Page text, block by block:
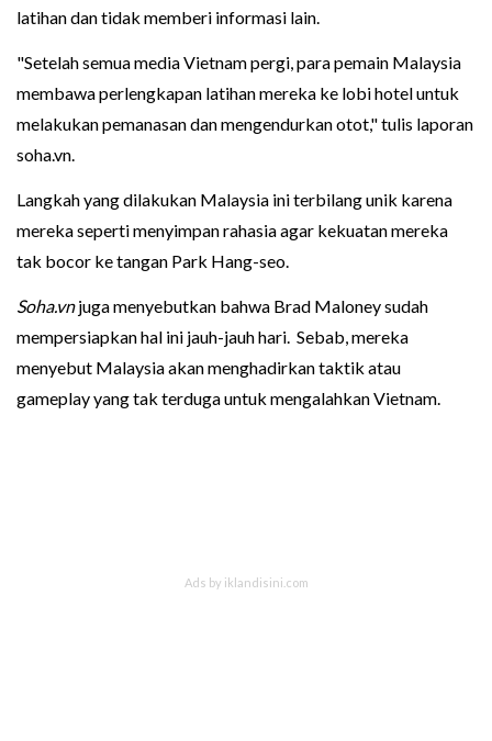
latihan dan tidak memberi informasi lain.
"Setelah semua media Vietnam pergi, para pemain Malaysia
membawa perlengkapan latihan mereka ke lobi hotel untuk
melakukan pemanasan dan mengendurkan otot," tulis laporan
soha.vn.
Langkah yang dilakukan Malaysia ini terbilang unik karena
mereka seperti menyimpan rahasia agar kekuatan mereka
tak bocor ke tangan Park Hang-seo.
Soha.vnjuga menyebutkan bahwa Brad Maloney sudah
mempersiapkan hal ini jauh-jauh hari. Sebab, mereka
menyebut Malaysia akan menghadirkan taktik atau
gameplay yang tak terduga untuk mengalahkan Vietnam.